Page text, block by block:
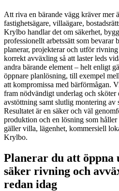
Att riva en bärande vägg kräver mer
fastighetsägare, villaägare,
Krylbo handlar det om säkerhet,
professionellt arbetssätt som bevarar
planerar, projekterar och utför
korrekt avväxling så att laster leds
andra bärande element – helt enligt
öppnare planlösning, till exempel
att kompromissa med bärförmågan.
fram nödvändigt underlag och sköter
avstöttning samt slutlig montering av
Resultatet är en säker och väl
produktion och en lösning som
gäller villa, lägenhet, kommersiell
Krylbo.
Planerar du att öppna
säker rivning och
redan idag